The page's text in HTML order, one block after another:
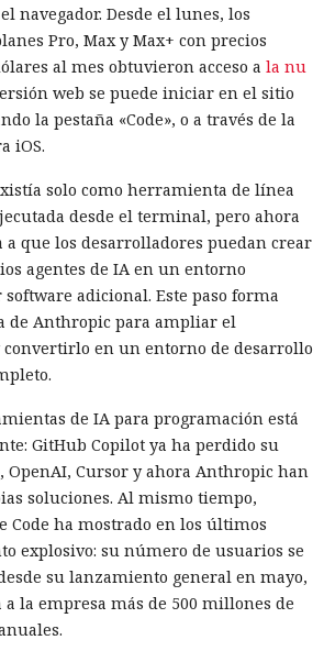
navegador. Desde el lunes, los
Pro, Max y Max+ con precios
al mes obtuvieron acceso a la nu
web se puede iniciar en el sitio
la pestaña «Code», o a través de la
iOS.
solo como herramienta de línea
desde el terminal, pero ahora
a que los desarrolladores puedan crear
agentes de IA en un entorno
adicional. Este paso forma
de Anthropic para ampliar el
convertirlo en un entorno de desarrollo
de IA para programación está
GitHub Copilot ya ha perdido su
OpenAI, Cursor y ahora Anthropic han
soluciones. Al mismo tiempo,
Code ha mostrado en los últimos
explosivo: su número de usuarios se
su lanzamiento general en mayo,
la empresa más de 500 millones de